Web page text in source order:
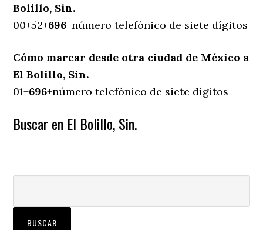
Bolillo, Sin.
00+52+696+número telefónico de siete dígitos
Cómo marcar desde otra ciudad de México a
El Bolillo, Sin.
01+696+número telefónico de siete dígitos
Buscar en El Bolillo, Sin.